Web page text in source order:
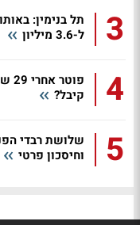
3
ל-3.6 מיליון
4
קיבל?
5
שלושת רבדי
וחיסכון פרטי